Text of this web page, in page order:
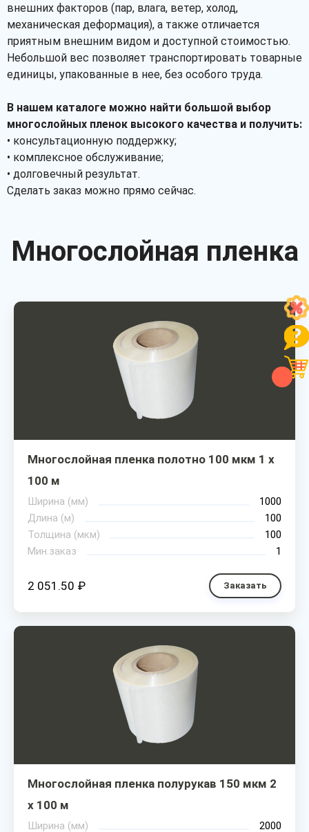
внешних факторов (пар, влага, ветер, холод,
механическая деформация), а также отличается
приятным внешним видом и доступной стоимостью.
Небольшой вес позволяет транспортировать товарные
единицы, упакованные в нее, без особого труда.
В нашем каталоге можно найти большой выбор
многослойных пленок высокого качества и получить:
• консультационную поддержку;
• комплексное обслуживание;
• долговечный результат.
Сделать заказ можно прямо сейчас.
Многослойная пленка
Многослойная пленка полотно 100 мкм 1 х
100 м
Ширина (мм)
1000
Длина (м)
100
Толщина (мкм)
100
Мин.заказ
1
2 051.50 ₽ Заказать
Многослойная пленка полурукав 150 мкм 2
х 100 м
Ширина (мм) 2000